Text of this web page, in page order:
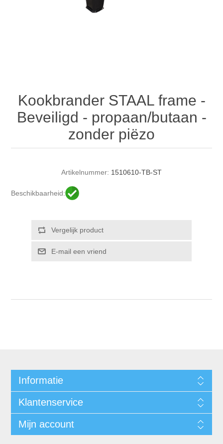
Kookbrander STAAL frame -
Beveiligd - propaan/butaan -
zonder piëzo
Artikelnummer: 1510610-TB-ST
Beschikbaarheid:
Informatie
Klantenservice
Mijn account